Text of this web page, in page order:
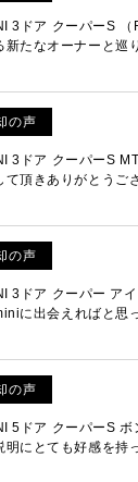
3ドア クーパーS
新たなオーナーと巡
の声
3ドア クーパーS
て頂きありがとうご
の声
3ドア クーパー ア
に出会えればと思
の声
5ドア クーパーS ボ
明にとても好感を持